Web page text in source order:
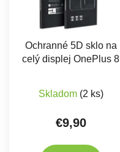
Ochranné 5D sklo na
celý displej OnePlus 8
Skladom (2 ks)
€9,90